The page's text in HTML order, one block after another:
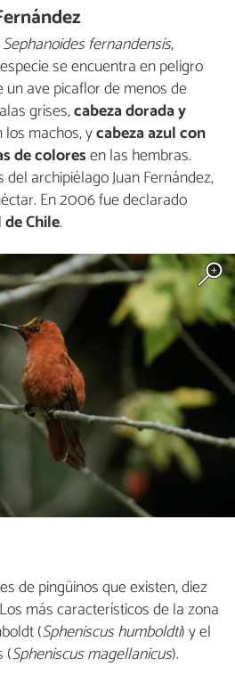
Sephanoides fernandensis,
se encuentra en peligro
un ave picaflor de menos de
grises,cabeza dorada y
los machos, ycabeza azul con
de coloresen las hembras.
archipiélago Juan Fernández,
En 2006 fue declarado
Chile.
de pingüinos que existen, diez
más característicos de la zona
(Spheniscus humboldti) y el
(Spheniscus magellanicus).